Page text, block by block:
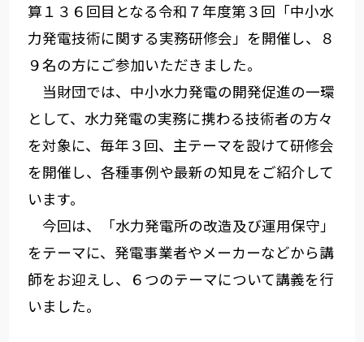
算１３６回目となる令和７年度第３回「中小水
力発電技術に関する実務研修会」を開催し、８
９名の方にご参加いただきました。
当財団では、中小水力発電の開発促進の一環
として、水力発電の実務に携わる技術者の方々
を対象に、毎年３回、主テーマを設けて研修会
を開催し、各種事例や最新の知見をご紹介して
います。
今回は、「水力発電所の改造及び運用保守」
をテーマに、発電事業者やメーカーなどから講
師をお迎えし、６つのテーマについて講義を行
いました。